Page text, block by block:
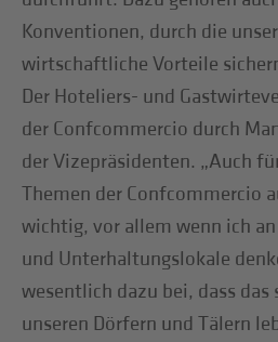
Konventionen, durch die
wirtschaftliche Vorteile
Der Hoteliers- und
der Confcommercio durch
der Vizepräsidenten. „Auch
Themen der Confcommercio
wichtig, vor allem wenn ich
und Unterhaltungslokale
wesentlich dazu bei, dass das
unseren Dörfern und Tälern